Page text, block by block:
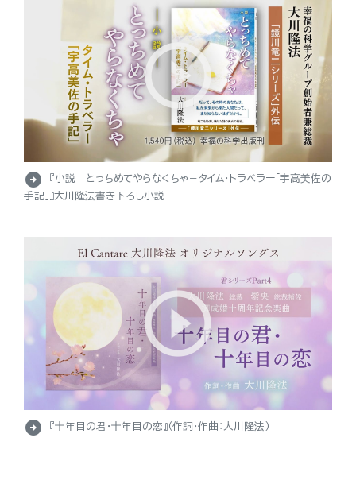
arrow_circle_right
『小説 とっちめてやらなくちゃ－タイム・トラベラー「宇高美佐の
手記」』大川隆法書き下ろし小説
arrow_circle_right 『十年目の君・十年目の恋』（作詞・作曲：大川隆法）